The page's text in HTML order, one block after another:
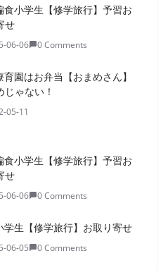
食小学生【修学旅行】予習お
せ
06-06 0 Comments
育園はお弁当【おまめさん】
じゃない！
05-11
食小学生【修学旅行】予習お
せ
06-06 0 Comments
学生【修学旅行】お取り寄せ
06-05 0 Comments